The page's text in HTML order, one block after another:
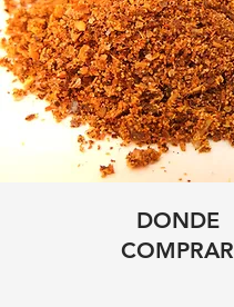
DONDE
COMPRAR